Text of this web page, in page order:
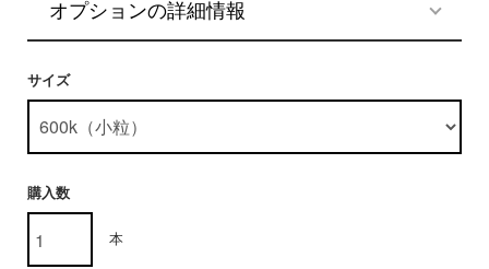
オプションの詳細情報
サイズ
購入数
本